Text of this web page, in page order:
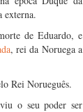
externa.
de Eduardo, e
, rei da Noruega a
Rei Norueguês.
o seu poder ser